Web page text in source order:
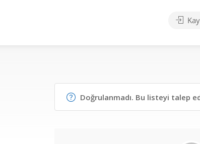
Doğrulanmadı. Bu listeyi talep